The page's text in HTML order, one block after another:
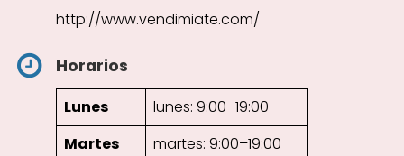
http://www.vendimiate.com/
Horarios
Lunes
lunes: 9:00–19:00
Martes
martes: 9:00–19:00